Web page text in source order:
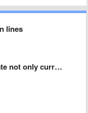
lines
only current …